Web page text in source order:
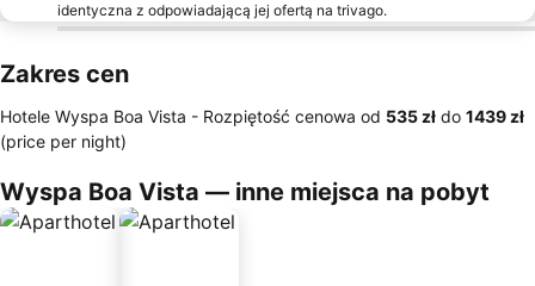
identyczna z odpowiadającą jej ofertą na trivago.
Zakres cen
Hotele Wyspa Boa Vista - Rozpiętość cenowa od ‎535 zł do ‎1439 zł
(price per night)
Wyspa Boa Vista — inne miejsca na pobyt